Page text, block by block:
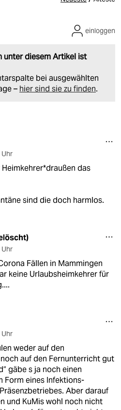
unter diesem Artikel ist
bei ausgewählten
– hier sind sie zu finden.
einloggen
Uhr
das
sind die doch harmlos.
Uhr
Fällen in Mammingen
keine Urlaubsheimkehrer für
Uhr
weder auf den
auf den Fernunterricht gut
gäbe s ja noch einen
Form eines Infektions-
Aber darauf
und KuMis wohl noch nicht